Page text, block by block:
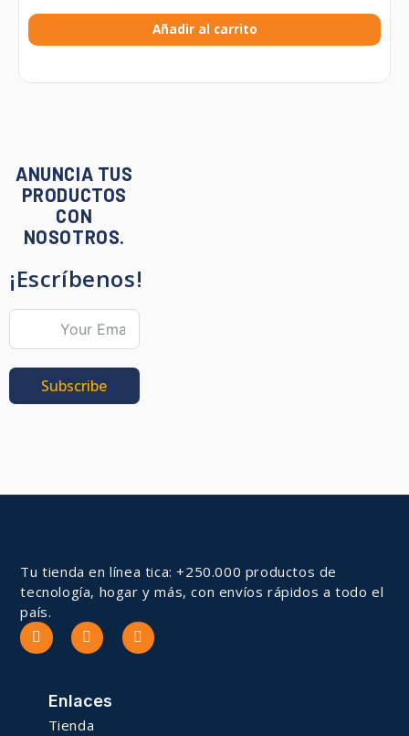
Añadir al carrito
ANUNCIA TUS
PRODUCTOS
CON
NOSOTROS.
¡Escríbenos!
Subscribe
Tu tienda en línea tica: +250.000 productos de
tecnología, hogar y más, con envíos rápidos a todo el
país.
Enlaces
Tienda